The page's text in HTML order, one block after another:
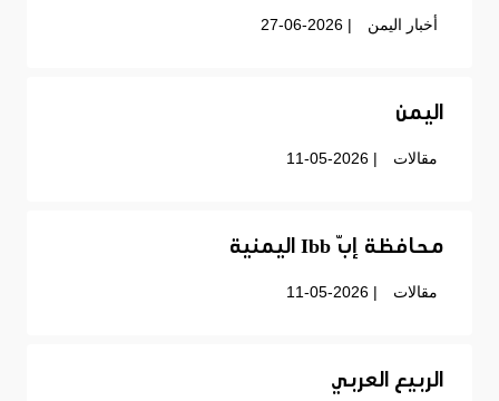
أخبار اليمن | 27-06-2026
اليمن
مقالات | 11-05-2026
محافظة إبّ Ibb اليمنية
مقالات | 11-05-2026
الربيع العربي